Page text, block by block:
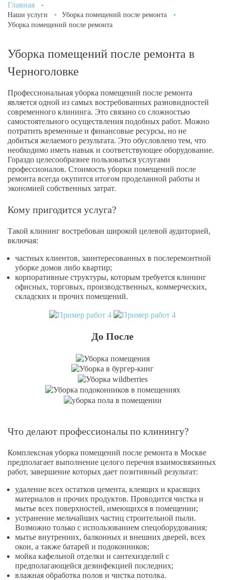
Главная
Наши услуги
Уборка помещений после ремонта
Уборка помещений после ремонта
Уборка помещений после ремонта в
Черноголовке
Профессиональная уборка помещений после ремонта
является одной из самых востребованных разновидностей
современного клининга. Это связано со сложностью
самостоятельного осуществления подобных работ. Можно
потратить временные и финансовые ресурсы, но не
добиться желаемого результата. Это обусловлено тем, что
необходимо иметь навык и соответствующее оборудование.
Гораздо целесообразнее пользоваться услугами
профессионалов. Стоимость уборки помещений после
ремонта всегда окупится итогом проделанной работы и
экономией собственных затрат.
Кому пригодится услуга?
Такой клининг востребован широкой целевой аудиторией,
включая:
частных клиентов, заинтересованных в послеремонтной
уборке домов либо квартир;
корпоративные структуры, которым требуется клининг
офисных, торговых, производственных, коммерческих,
складских и прочих помещений.
До После
Что делают профессионалы по клинингу?
Комплексная уборка помещений после ремонта в Москве
предполагает выполнение целого перечня взаимосвязанных
работ, завершение которых дает позитивный результат:
удаление всех остатков цемента, клеящих и красящих
материалов и прочих продуктов. Проводится чистка и
мытье всех поверхностей, имеющихся в помещении;
устранение мельчайших частиц строительной пыли.
Возможно только с использованием спецоборудования;
мытье внутренних, балконных и внешних дверей, всех
окон, а также батарей и подоконников;
мойка кафельной отделки и сантехизделий с
предполагающейся дезинфекцией последних;
влажная обработка полов и чистка потолка.